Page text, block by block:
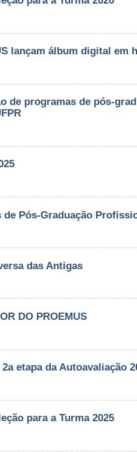
lançam álbum digital em
de programas de pós-
Pós-Graduação
das Antigas
DO PROEMUS
etapa da Autoavaliação
para a Turma 2025